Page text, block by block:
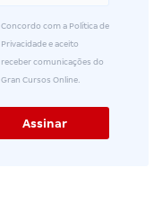
Concordo com a Política de
Privacidade e aceito
receber comunicações do
Gran Cursos Online.